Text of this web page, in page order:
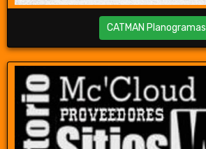
CATMAN Planogramas